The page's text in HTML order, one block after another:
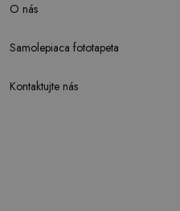
O nás
Samolepiaca fototapeta
Kontaktujte nás